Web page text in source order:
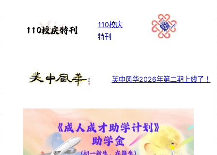
110校庆
特刊
芙中风华2026年第二期上线了！